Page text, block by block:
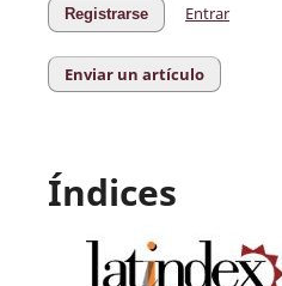
Registrarse Entrar
Enviar un artículo
Índices